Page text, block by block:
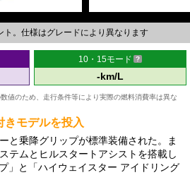
。仕様はグレードにより異なります
10・15モード
-km/L
値のため、走行条件等により実際の燃料消費率は異な
きモデルを投入
と乗降グリップが標準装備された。ま
テムとヒルスタートアシストを搭載し
」と「ハイウェイスター アイドリング